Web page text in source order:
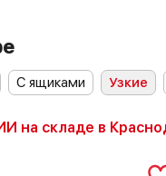
С ящиками Узкие
на складе в